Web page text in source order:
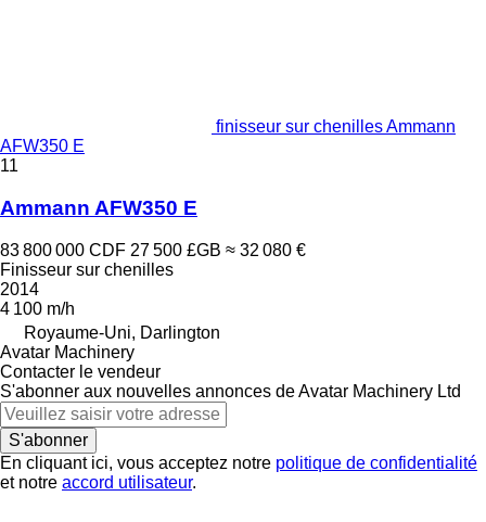
finisseur sur chenilles Ammann
AFW350 E
11
Ammann AFW350 E
83 800 000 CDF 27 500 £GB ≈ 32 080 €
Finisseur sur chenilles
2014
4 100 m/h
Royaume-Uni, Darlington
Avatar Machinery
Contacter le vendeur
S'abonner aux nouvelles annonces de Avatar Machinery Ltd
S'abonner
En cliquant ici, vous acceptez notre politique de confidentialité
et notre accord utilisateur.